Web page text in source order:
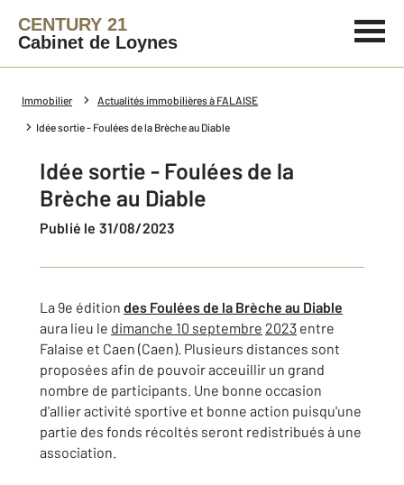
CENTURY 21
Cabinet de Loynes
Immobilier Actualités immobilières à FALAISE
Idée sortie - Foulées de la Brèche au Diable
Idée sortie - Foulées de la
Brèche au Diable
Publié le 31/08/2023
La 9e édition des Foulées de la Brèche au Diable
aura lieu le dimanche 10 septembre 2023 entre
Falaise et Caen (Caen). Plusieurs distances sont
proposées afin de pouvoir acceuillir un grand
nombre de participants. Une bonne occasion
d'allier activité sportive et bonne action puisqu'une
partie des fonds récoltés seront redistribués à une
association.